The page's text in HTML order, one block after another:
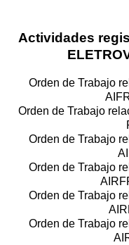
Actividades
Orden de Trabajo
Orden de Trabajo
Orden de Trabajo
Orden de Trabajo
Orden de Trabajo
Orden de Trabajo